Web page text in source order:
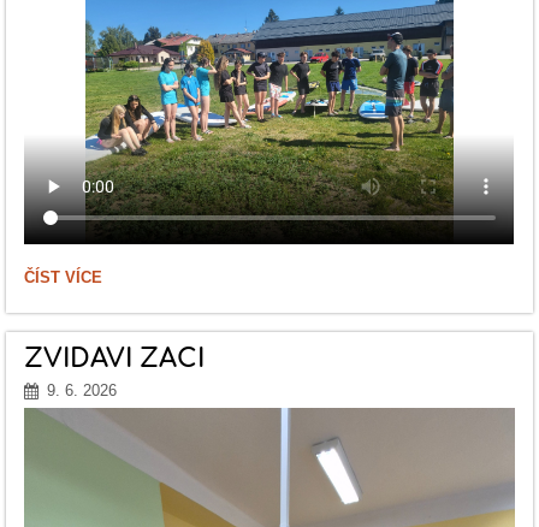
WINDSURFING
ZÁVĚREČNÝ
KURZ
9.
A
-
TŘÍDY
SPORTOVNÍM
ZAMĚŘENÍM.:
ČÍST VÍCE
ZVÍDAVÍ ŽÁCI
9. 6. 2026